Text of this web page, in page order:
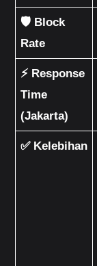
🛡️ Block
Rate
⚡ Response
Time
(Jakarta)
✅ Kelebihan